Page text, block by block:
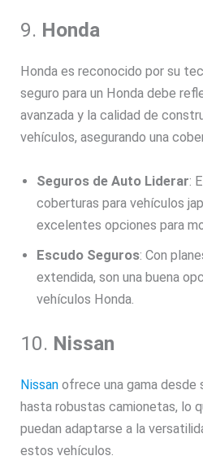
9. Honda
Honda es reconocido por su
seguro para un Honda debe
avanzada y la calidad de
vehículos, asegurando una
Seguros de Auto Liderar:
coberturas para vehículos
excelentes opciones para
Escudo Seguros: Con
extendida, son una buena
vehículos Honda.
10. Nissan
Nissanofrece una gama desde
hasta robustas camionetas, lo
puedan adaptarse a la
estos vehículos.